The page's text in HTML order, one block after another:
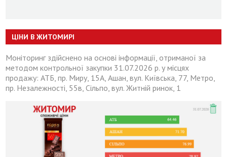
ЦІНИ В ЖИТОМИРІ
Моніторинг здійснено на основі інформації, отриманої за
методом контрольної закупки 31.07.2026 р. у місцях
продажу: АТБ, пр. Миру, 15А, Ашан, вул. Київська, 77, Метро,
пр. Незалежності, 55в, Сільпо, вул. Житній ринок, 1